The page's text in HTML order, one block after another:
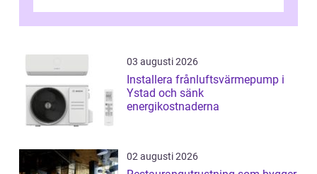
03 augusti 2026
Installera frånluftsvärmepump i
Ystad och sänk
energikostnaderna
02 augusti 2026